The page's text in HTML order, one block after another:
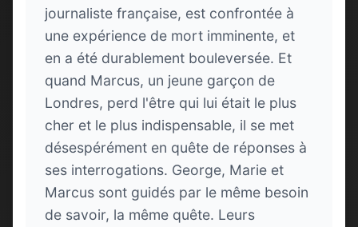
journaliste française, est confrontée à
une expérience de mort imminente, et
en a été durablement bouleversée. Et
quand Marcus, un jeune garçon de
Londres, perd l'être qui lui était le plus
cher et le plus indispensable, il se met
désespérément en quête de réponses à
ses interrogations. George, Marie et
Marcus sont guidés par le même besoin
de savoir, la même quête. Leurs